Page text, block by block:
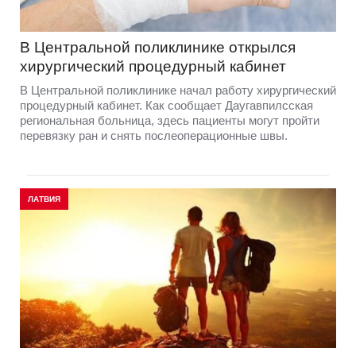
В Центральной поликлинике открылся
хирургический процедурный кабинет
В Центральной поликлинике начал работу хирургический
процедурный кабинет. Как сообщает Даугавпилсская
региональная больница, здесь пациенты могут пройти
перевязку ран и снять послеоперационные швы.
ЛАТВИЯ